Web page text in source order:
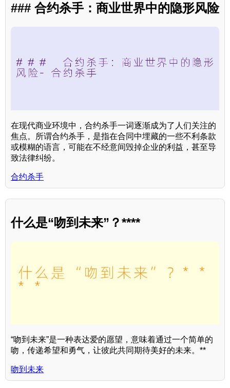
### 合约杀手：商业世界中的隐形风险
在现代商业环境中，合约杀手一词逐渐成为了人们关注的
焦点。所谓合约杀手，是指在合同中埋藏的一些不利条款
或模糊的语言，可能在不经意间毁掉企业的利益，甚至导
致法律纠纷。
合约杀手
什么是“吻到未来”？****
“吻到未来”是一种表达爱的愿望，意味着通过一个简单的
吻，传递希望和勇气，让彼此共同期待美好的未来。**
吻到未来